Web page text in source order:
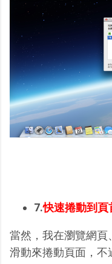
7.快速捲動到頁
當然，我在瀏覽網頁
滑動來捲動頁面，